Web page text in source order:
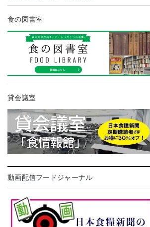
食の図書室
貸会議室
動画配信フードジャーナル